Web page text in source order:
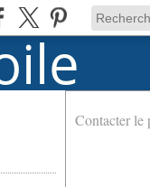
Contacter le